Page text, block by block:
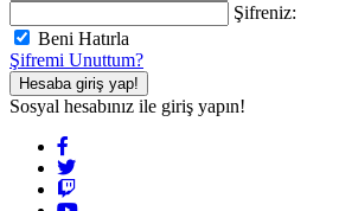
Şifreniz:
Beni Hatırla
Şifremi Unuttum?
Hesaba giriş yap!
Sosyal hesabınız ile giriş yapın!